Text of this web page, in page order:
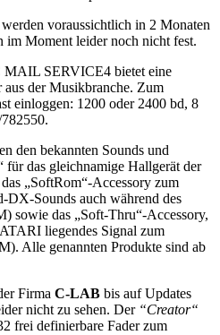
voraussichtlich in 2 Monaten
im Moment leider noch nicht fest.
SERVICE4 bietet eine
der Musikbranche. Zum
einloggen: 1200 oder 2400 bd, 8
den bekannten Sounds und
das gleichnamige Hallgerät der
„SoftRom“-Accessory zum
DX-Sounds auch während des
sowie das „Soft-Thru“-Accessory,
liegendes Signal zum
Alle genannten Produkte sind ab
Firma C-LAB bis auf Updates
nicht zu sehen. Der “Creator“
frei definierbare Fader zum